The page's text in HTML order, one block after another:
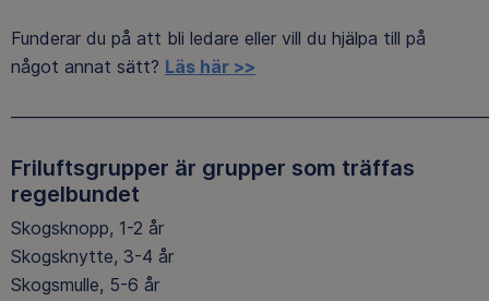
Funderar du på att bli ledare eller vill du hjälpa till på
något annat sätt? Läs här >>
Friluftsgrupper är grupper som träffas
regelbundet
Skogsknopp, 1-2 år
Skogsknytte, 3-4 år
Skogsmulle, 5-6 år